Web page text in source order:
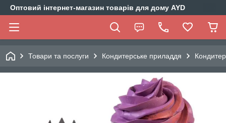
Оптовий інтернет-магазин товарів для дому AYD
Товари та послуги Кондитерське приладдя